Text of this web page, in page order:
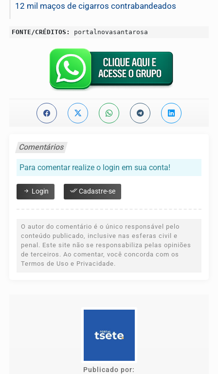
12 mil maços de cigarros contrabandeados
FONTE/CRÉDITOS: portalnovasantarosa
Comentários
Para comentar realize o login em sua conta!
Login Cadastre-se
O autor do comentário é o único responsável pelo
conteúdo publicado, inclusive nas esferas civil e
penal. Este site não se responsabiliza pelas opiniões
de terceiros. Ao comentar, você concorda com os
Termos de Uso e Privacidade.
Publicado por: